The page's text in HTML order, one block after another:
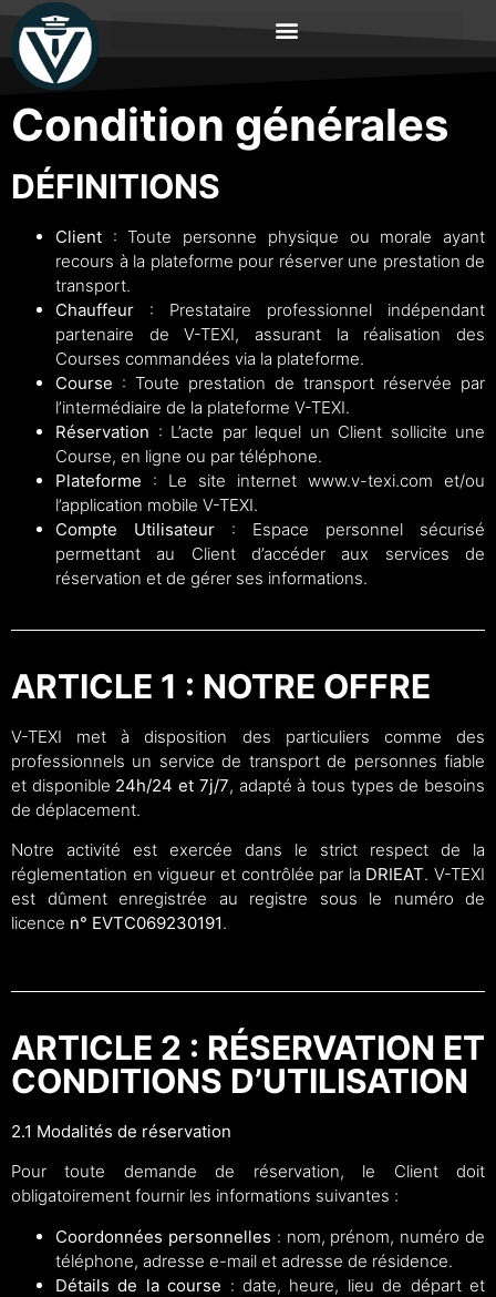
Condition générales
DÉFINITIONS
Client : Toute personne physique ou morale ayant
recours à la plateforme pour réserver une prestation de
transport.
Chauffeur : Prestataire professionnel indépendant
partenaire de V-TEXI, assurant la réalisation des
Courses commandées via la plateforme.
Course : Toute prestation de transport réservée par
l’intermédiaire de la plateforme V-TEXI.
Réservation : L’acte par lequel un Client sollicite une
Course, en ligne ou par téléphone.
Plateforme : Le site internet www.v-texi.com et/ou
l’application mobile V-TEXI.
Compte Utilisateur : Espace personnel sécurisé
permettant au Client d’accéder aux services de
réservation et de gérer ses informations.
ARTICLE 1 : NOTRE OFFRE
V-TEXI met à disposition des particuliers comme des
professionnels un service de transport de personnes fiable
et disponible 24h/24 et 7j/7, adapté à tous types de besoins
de déplacement.
Notre activité est exercée dans le strict respect de la
réglementation en vigueur et contrôlée par la DRIEAT. V-TEXI
est dûment enregistrée au registre sous le numéro de
licence n° EVTC069230191.
ARTICLE 2 : RÉSERVATION ET
CONDITIONS D’UTILISATION
2.1 Modalités de réservation
Pour toute demande de réservation, le Client doit
obligatoirement fournir les informations suivantes :
Coordonnées personnelles : nom, prénom, numéro de
téléphone, adresse e-mail et adresse de résidence.
Détails de la course : date, heure, lieu de départ et